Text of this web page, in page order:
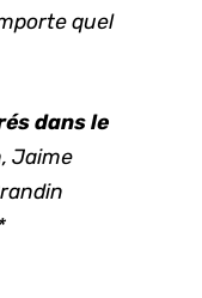
quel
dans le
Jaime